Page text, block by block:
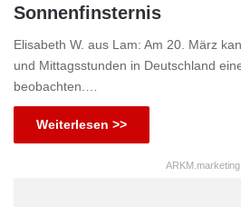
Sonnenfinsternis
Elisabeth W. aus Lam: Am 20. März
und Mittagsstunden in Deutschland
beobachten.…
Weiterlesen >>
ARKM.marketing